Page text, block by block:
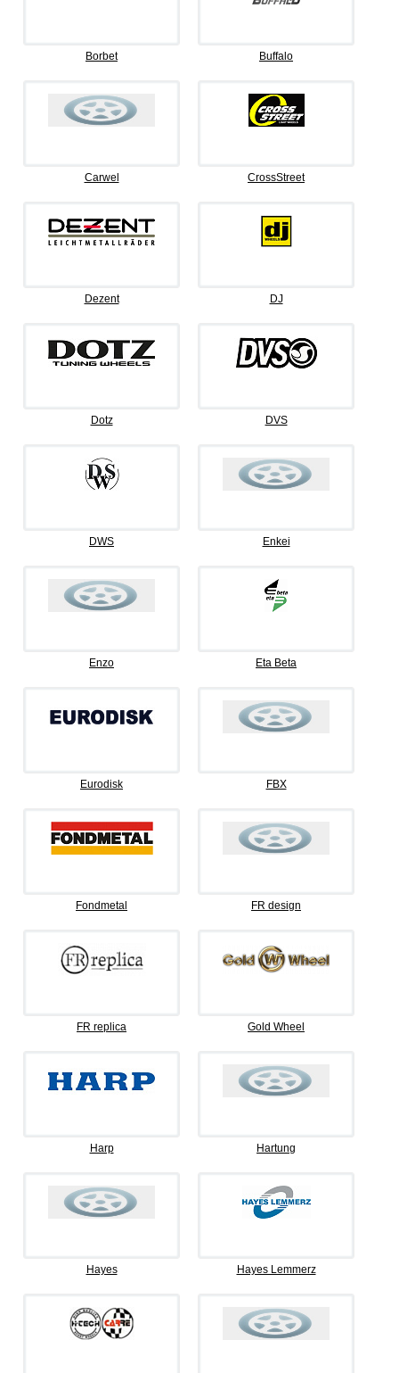
Borbet Buffalo
Carwel CrossStreet
Dezent DJ
Dotz DVS
DWS Enkei
Enzo Eta Beta
Eurodisk FBX
Fondmetal FR design
FR replica Gold Wheel
Harp Hartung
Hayes Hayes Lemmerz